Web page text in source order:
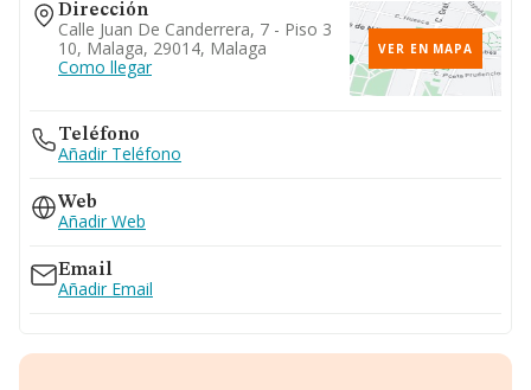
Dirección
Calle Juan De Canderrera, 7 - Piso 3
10, Malaga, 29014, Malaga
Como llegar
VER EN MAPA
Teléfono
Añadir Teléfono
Web
Añadir Web
Email
Añadir Email